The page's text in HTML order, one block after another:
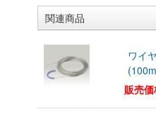
関連商品
ワイ
販売